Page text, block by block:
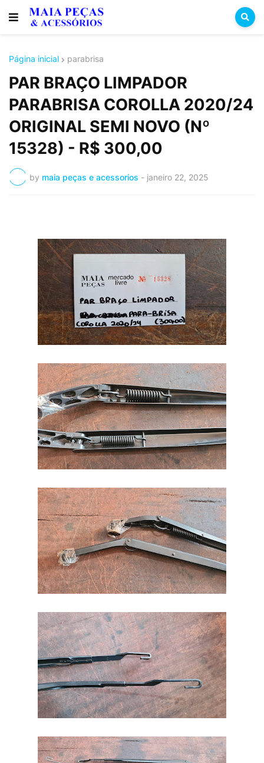
Página inicial parabrisa
PAR BRAÇO LIMPADOR
PARABRISA COROLLA 2020/24
ORIGINAL SEMI NOVO (Nº
15328) - R$ 300,00
by maia peças e acessorios - janeiro 22, 2025